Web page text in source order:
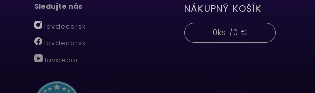
Sledujte nás
lavdecorsk
lavdecorsk
lavdecor
NÁKUPNÝ KOŠÍK
0ks /0 €